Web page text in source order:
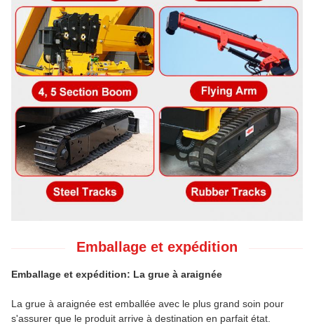
Emballage et expédition
Emballage et expédition: La grue à araignée
La grue à araignée est emballée avec le plus grand soin pour
s'assurer que le produit arrive à destination en parfait état.